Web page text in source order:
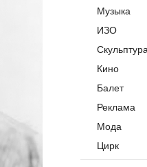
Музыка
ИЗО
Кино
Балет
Реклама
Мода
Цирк